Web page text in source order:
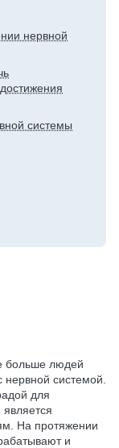
нервной
системы
больше людей
системой.
для
На протяжении
и